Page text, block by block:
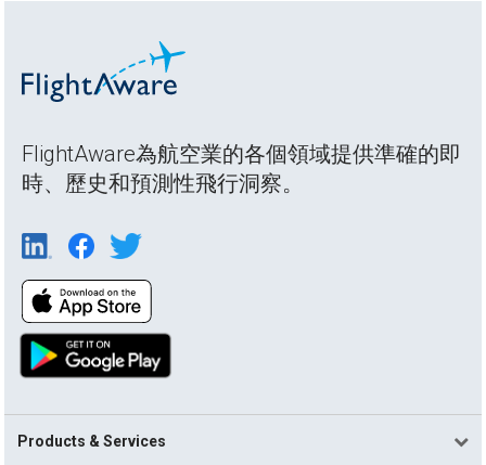
FlightAware為航空業的各個領域提供準確的即
時、歷史和預測性飛行洞察。
Products & Services